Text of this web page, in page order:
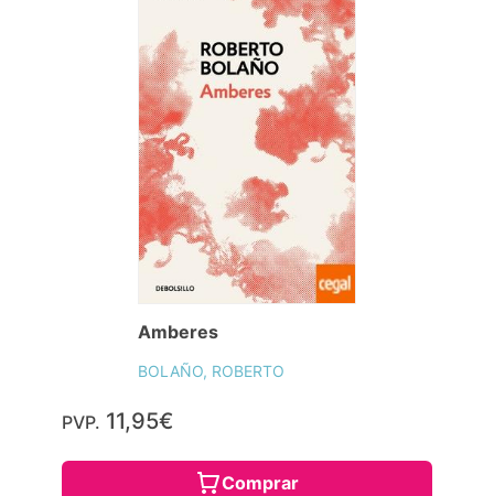
Amberes
BOLAÑO, ROBERTO
PVP. 11,95€
Comprar